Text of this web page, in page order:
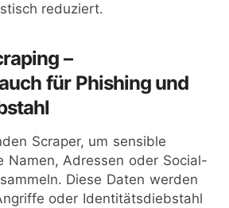
reduziert.
–
für Phishing und
Scraper, um sensible
Namen, Adressen oder Social-
Diese Daten werden
oder Identitätsdiebstahl